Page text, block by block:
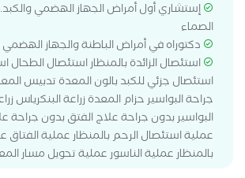
إستشاري أول أمراض الجهاز الهضمي
الصماء
دكتوراه في أمراض الباطنة والجهاز الهضمي
استئصال الزائدة بالمنظار استئصال الطحال
استئصال جزئي للكبد بالون المعدة تدبيس
جراحة البواسير حزام المعدة زراعة البنكرياس
البواسير بدون جراحة علاج الفتق بدون جراحة
عملية استئصال الرحم بالمنظار عملية الفتاق
بالمنظار عملية الناسور عملية تحويل مسار